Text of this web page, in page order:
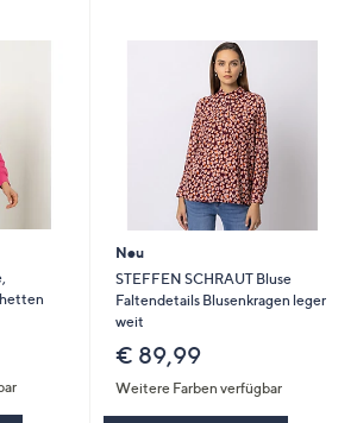
Neu
STEFFEN SCHRAUT Bluse
Faltendetails Blusenkragen leger
weit
€ 89,99
Weitere Farben verfügbar